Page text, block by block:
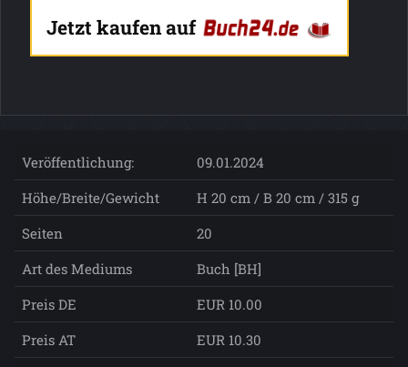
Jetzt kaufen auf
Veröffentlichung:
09.01.2024
Höhe/Breite/Gewicht
H 20 cm / B 20 cm / 315 g
Seiten
20
Art des Mediums
Buch [BH]
Preis DE
EUR 10.00
Preis AT
EUR 10.30